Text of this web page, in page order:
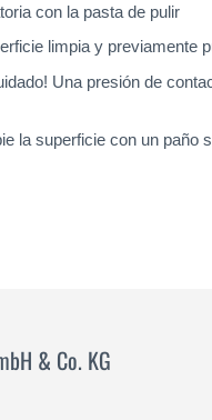
con la pasta de pulir
limpia y previamente
Una presión de
la superficie con un
& Co. KG